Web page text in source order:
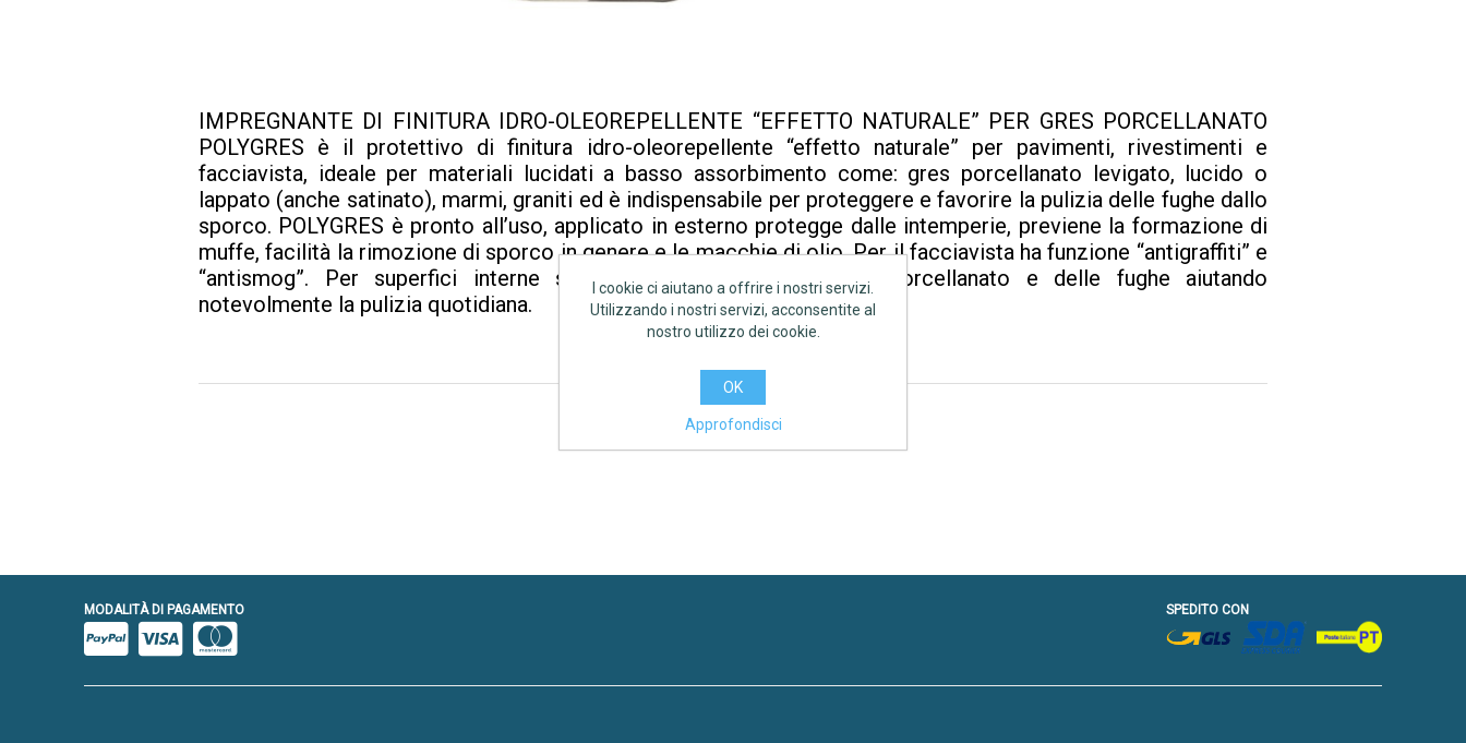
IMPREGNANTE DI FINITURA IDRO-OLEOREPELLENTE “EFFETTO NATURALE” PER GRES PORCELLANATO
POLYGRES è il protettivo di finitura idro-oleorepellente “effetto naturale” per pavimenti, rivestimenti e
facciavista, ideale per materiali lucidati a basso assorbimento come: gres porcellanato levigato, lucido o
lappato (anche satinato), marmi, graniti ed è indispensabile per proteggere e favorire la pulizia delle fughe dallo
sporco. POLYGRES è pronto all’uso, applicato in esterno protegge dalle intemperie, previene la formazione di
muffe, facilità la rimozione di sporco in genere e le macchie di olio. Per il facciavista ha funzione “antigraffiti” e
“antismog”. Per superfici interne sigilla macroporosità del gres porcellanato e delle fughe aiutando
notevolmente la pulizia quotidiana.
MODALITÀ DI PAGAMENTO SPEDITO CON
I cookie ci aiutano a offrire i nostri servizi.
Utilizzando i nostri servizi, acconsentite al
nostro utilizzo dei cookie.
OK
Approfondisci